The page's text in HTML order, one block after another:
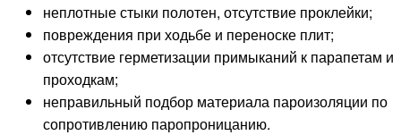
неплотные стыки полотен, отсутствие проклейки;
повреждения при ходьбе и переноске плит;
отсутствие герметизации примыканий к парапетам и
проходкам;
неправильный подбор материала пароизоляции по
сопротивлению паропроницанию.